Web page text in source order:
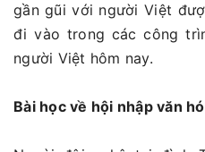
gần gũi với người Việt
đi vào trong các công
người Việt hôm nay.
Bài học về hội nhập văn